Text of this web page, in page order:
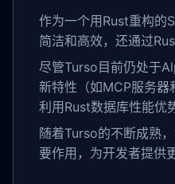
作为一个用Rust重构的
简洁和高效，还通过
尽管Turso目前仍处于
新特性（如MCP服务器
利用Rust数据库性能优
随着Turso的不断成熟
要作用，为开发者提供